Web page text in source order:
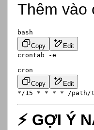
Thêm vào
bash
Copy
Edit
cron
Copy
Edit
⚡ GỢI Ý